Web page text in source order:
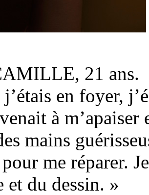
21 ans.
en foyer,
à
mains
me réparer.
et du dessin. »